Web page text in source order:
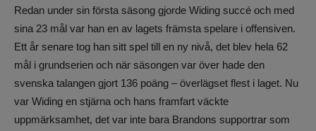
Redan under sin första säsong gjorde Widing succé och med
sina 23 mål var han en av lagets främsta spelare i offensiven.
Ett år senare tog han sitt spel till en ny nivå, det blev hela 62
mål i grundserien och när säsongen var över hade den
svenska talangen gjort 136 poäng – överlägset flest i laget. Nu
var Widing en stjärna och hans framfart väckte
uppmärksamhet, det var inte bara Brandons supportrar som